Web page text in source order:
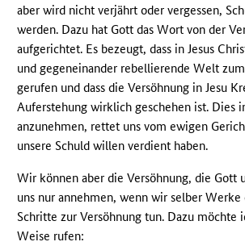
aber wird nicht verjährt oder vergessen,
werden. Dazu hat Gott das Wort von der
aufgerichtet. Es bezeugt, dass in Jesus
und gegeneinander rebellierende Welt
gerufen und dass die Versöhnung in Jesu
Auferstehung wirklich geschehen ist. Dies
anzunehmen, rettet uns vom ewigen
unsere Schuld willen verdient haben.
Wir können aber die Versöhnung, die Gott
uns nur annehmen, wenn wir selber Werke
Schritte zur Versöhnung tun. Dazu möchte
Weise rufen: